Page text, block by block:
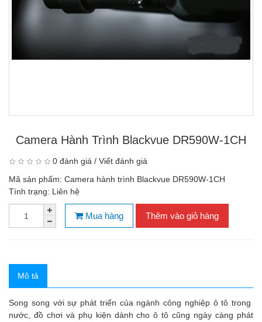
Camera Hành Trình Blackvue DR590W-1CH
0 đánh giá / Viết đánh giá
Mã sản phẩm: Camera hành trình Blackvue DR590W-1CH
Tình trạng: Liên hệ
Mua hàng Thêm vào giỏ hàng
Mô tả
Song song với sự phát triển của ngành công nghiệp ô tô trong
nước, đồ chơi và phụ kiện dành cho ô tô cũng ngày càng phát